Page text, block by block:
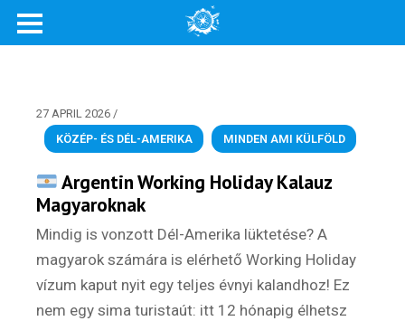
27 APRIL 2026 /
KÖZÉP- ÉS DÉL-AMERIKA
, MINDEN AMI KÜLFÖLD
Argentin Working Holiday Kalauz
Magyaroknak
Mindig is vonzott Dél-Amerika lüktetése? A
magyarok számára is elérhető Working Holiday
vízum kaput nyit egy teljes évnyi kalandhoz! Ez
nem egy sima turistaút: itt 12 hónapig élhetsz